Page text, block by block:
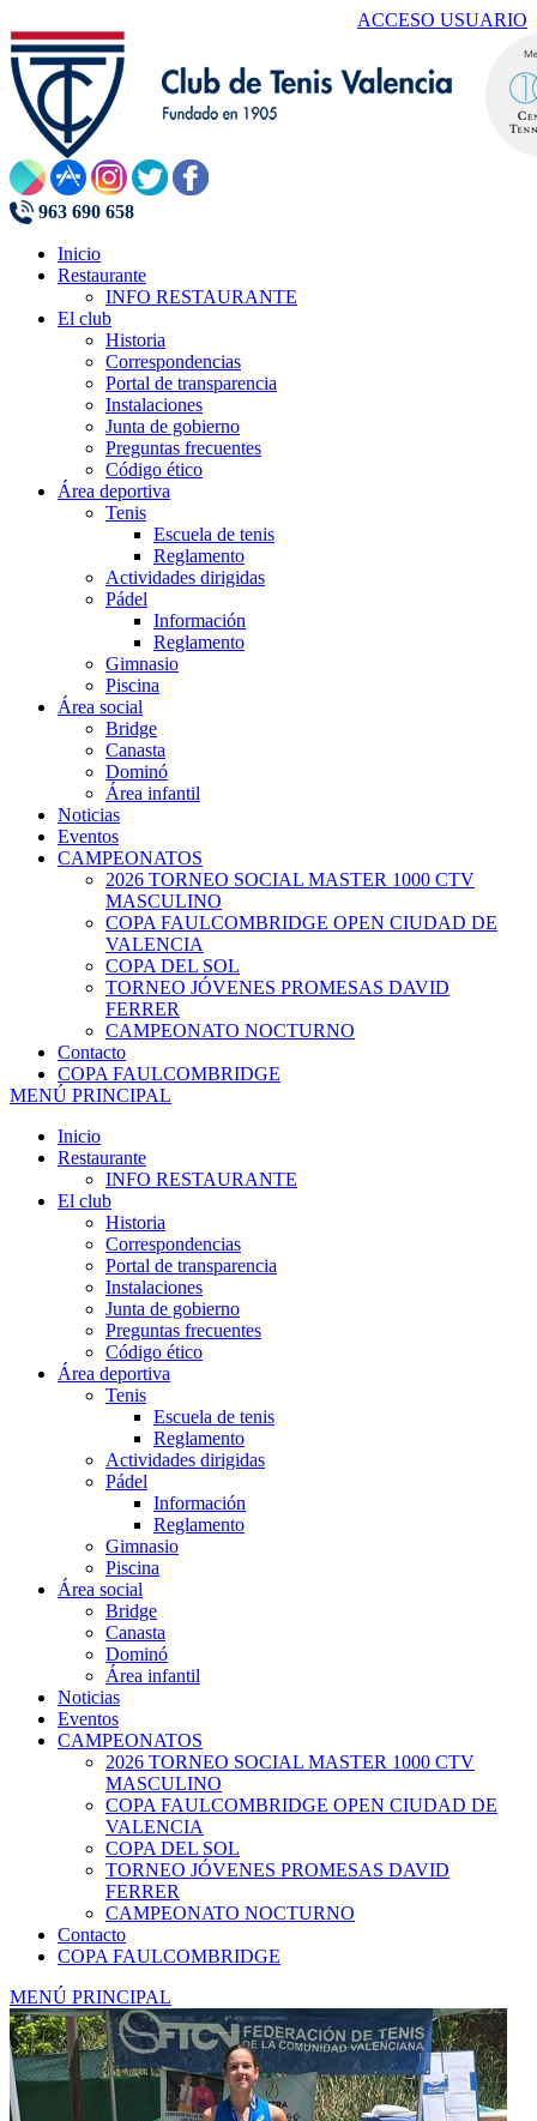
ACCESO USUARIO
963 690 658
Inicio
Restaurante
INFO RESTAURANTE
El club
Historia
Correspondencias
Portal de transparencia
Instalaciones
Junta de gobierno
Preguntas frecuentes
Código ético
Área deportiva
Tenis
Escuela de tenis
Reglamento
Actividades dirigidas
Pádel
Información
Reglamento
Gimnasio
Piscina
Área social
Bridge
Canasta
Dominó
Área infantil
Noticias
Eventos
CAMPEONATOS
2026 TORNEO SOCIAL MASTER 1000 CTV
MASCULINO
COPA FAULCOMBRIDGE OPEN CIUDAD DE
VALENCIA
COPA DEL SOL
TORNEO JÓVENES PROMESAS DAVID
FERRER
CAMPEONATO NOCTURNO
Contacto
COPA FAULCOMBRIDGE
MENÚ PRINCIPAL
Inicio
Restaurante
INFO RESTAURANTE
El club
Historia
Correspondencias
Portal de transparencia
Instalaciones
Junta de gobierno
Preguntas frecuentes
Código ético
Área deportiva
Tenis
Escuela de tenis
Reglamento
Actividades dirigidas
Pádel
Información
Reglamento
Gimnasio
Piscina
Área social
Bridge
Canasta
Dominó
Área infantil
Noticias
Eventos
CAMPEONATOS
2026 TORNEO SOCIAL MASTER 1000 CTV
MASCULINO
COPA FAULCOMBRIDGE OPEN CIUDAD DE
VALENCIA
COPA DEL SOL
TORNEO JÓVENES PROMESAS DAVID
FERRER
CAMPEONATO NOCTURNO
Contacto
COPA FAULCOMBRIDGE
MENÚ PRINCIPAL